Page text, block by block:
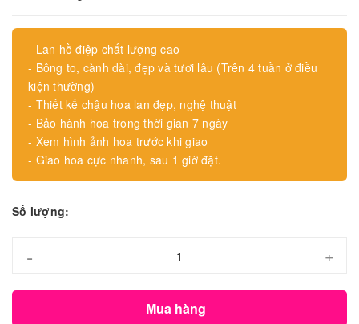
- Lan hồ điệp chất lượng cao
- Bông to, cành dài, đẹp và tươi lâu (Trên 4 tuần ở điều
kiện thường)
- Thiết kế chậu hoa lan đẹp, nghệ thuật
- Bảo hành hoa trong thời gian 7 ngày
- Xem hình ảnh hoa trước khi giao
- Giao hoa cực nhanh, sau 1 giờ đặt.
Số lượng:
- +
Mua hàng